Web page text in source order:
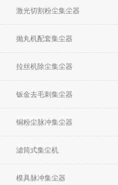
激光切割粉尘集尘器
抛丸机配套集尘器
拉丝机除尘集尘器
钣金去毛刺集尘器
铜粉尘脉冲集尘器
滤筒式集尘机
模具脉冲集尘器